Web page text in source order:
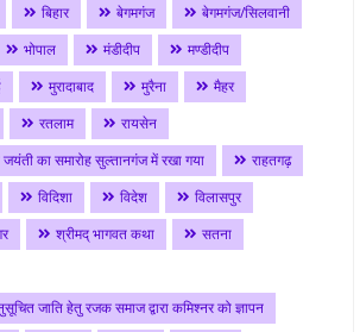
बिहार बेगमगंज
बेगमगंज/सिलवानी
भोपाल मंडीदीप
मण्डीदीप
मुरादाबाद मुरैना
मैहर
रतलाम
रायसेन
जयंती का समारोह सुल्तानगंज में रखा गया
राहतगढ़
विदिशा विदेश
विलासपुर
श्रीमद् भागवत कथा
सतना
जाति हेतु रजक समाज द्वारा कमिश्नर को ज्ञापन